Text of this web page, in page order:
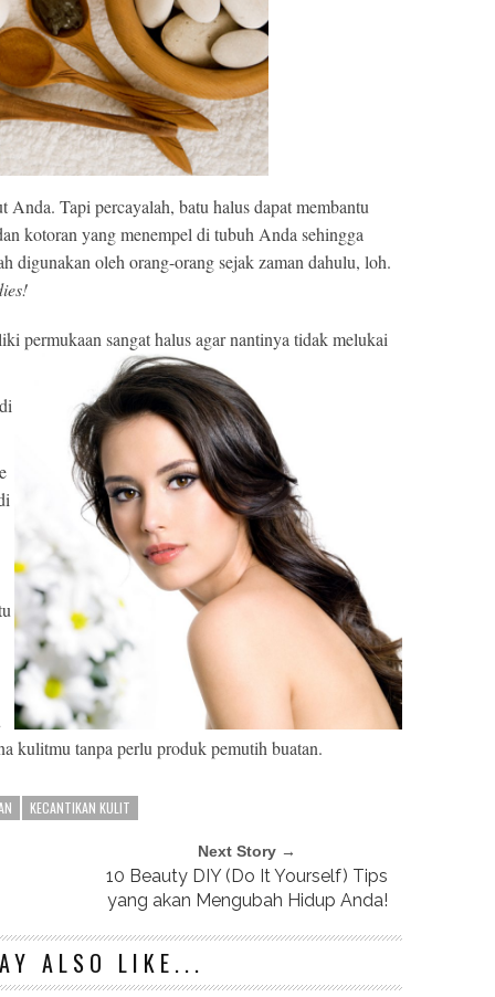
Tapi percayalah, batu halus dapat membantu
kotoran yang menempel di tubuh Anda sehingga
digunakan oleh orang-orang sejak zaman dahulu, loh.
permukaan sangat halus agar nantinya tidak melukai
kulitmu tanpa perlu produk pemutih buatan.
KECANTIKAN KULIT
Next Story →
10 Beauty DIY (Do It Yourself) Tips
yang akan Mengubah Hidup Anda!
ALSO LIKE...